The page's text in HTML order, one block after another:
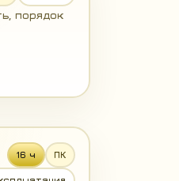
порядок
16 ч ПК